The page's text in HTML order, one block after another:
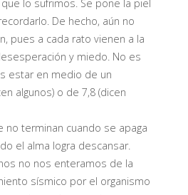
lo sufrimos. Se pone la piel
De hecho, aún no
pues a cada rato vienen a la
y miedo. No es
estar en medio de un
algunos) o de 7,8 (dicen
no terminan cuando se apaga
el alma logra descansar.
no nos enteramos de la
sísmico por el organismo